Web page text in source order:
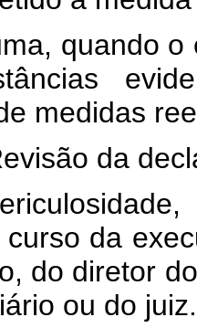
quando
medidas
da
da
do diretor
ou do juiz.